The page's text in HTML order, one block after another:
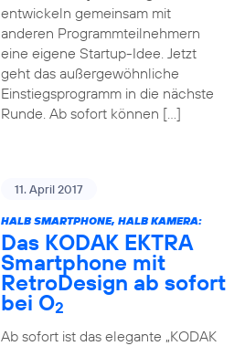
entwickeln gemeinsam mit
anderen Programmteilnehmern
eine eigene Startup-Idee. Jetzt
geht das außergewöhnliche
Einstiegsprogramm in die nächste
Runde. Ab sofort können […]
11. April 2017
HALB SMARTPHONE, HALB KAMERA:
Das KODAK EKTRA
Smartphone mit
RetroDesign ab sofort
bei O2
Ab sofort ist das elegante „KODAK